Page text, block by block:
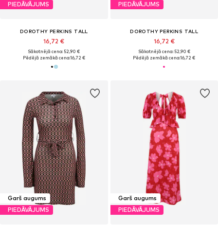
PIEDĀVĀJUMS
DOROTHY PERKINS TALL
16,72 €
Sākotnējā cena: 52,90 €
Pēdējā zemākā cena:16,72 €
PIEDĀVĀJUMS
DOROTHY PERKINS TALL
16,72 €
Sākotnējā cena: 52,90 €
Pēdējā zemākā cena:16,72 €
Garš augums
PIEDĀVĀJUMS
Garš augums
PIEDĀVĀJUMS